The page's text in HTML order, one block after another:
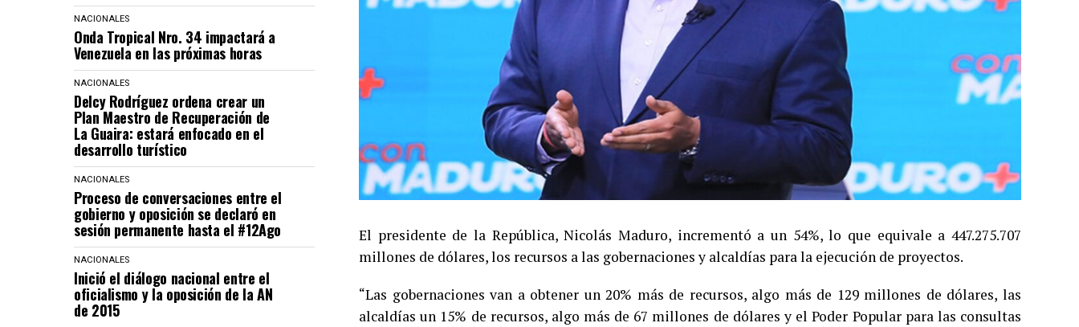
NACIONALES
Onda Tropical Nro. 34 impactará a
Venezuela en las próximas horas
NACIONALES
Delcy Rodríguez ordena crear un
Plan Maestro de Recuperación de
La Guaira: estará enfocado en el
desarrollo turístico
NACIONALES
Proceso de conversaciones entre el
gobierno y oposición se declaró en
sesión permanente hasta el #12Ago
NACIONALES
Inició el diálogo nacional entre el
oficialismo y la oposición de la AN
de 2015
El presidente de la República, Nicolás Maduro, incrementó a un 54%, lo que equivale a 447.275.707
millones de dólares, los recursos a las gobernaciones y alcaldías para la ejecución de proyectos.
“Las gobernaciones van a obtener un 20% más de recursos, algo más de 129 millones de dólares, las
alcaldías un 15% de recursos, algo más de 67 millones de dólares y el Poder Popular para las consultas